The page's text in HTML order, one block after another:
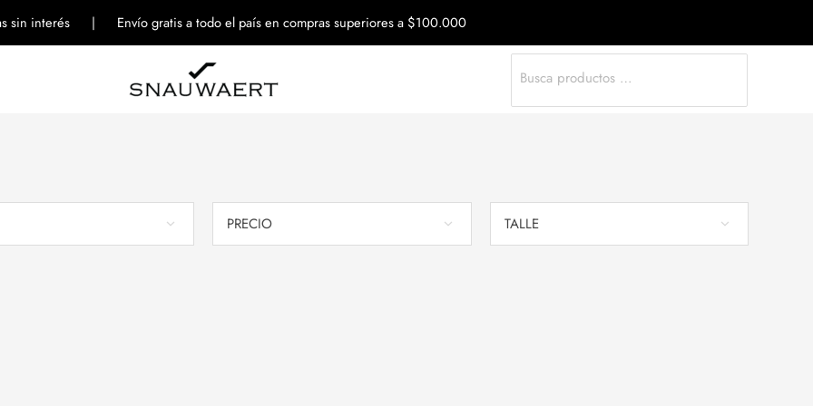
sin interés | Envío gratis a todo el país en compras superiores a $100.000
for:
PRECIO TALLE